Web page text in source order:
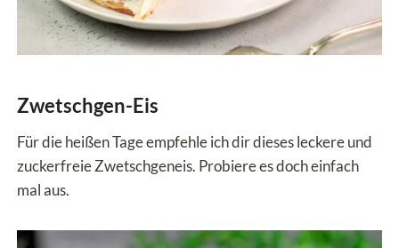
Zwetschgen-Eis
Für die heißen Tage empfehle ich dir dieses leckere und
zuckerfreie Zwetschgeneis. Probiere es doch einfach
mal aus.